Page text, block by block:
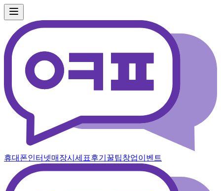
휴대폰인터넷매장시세표후기 꿀팁창업이벤트